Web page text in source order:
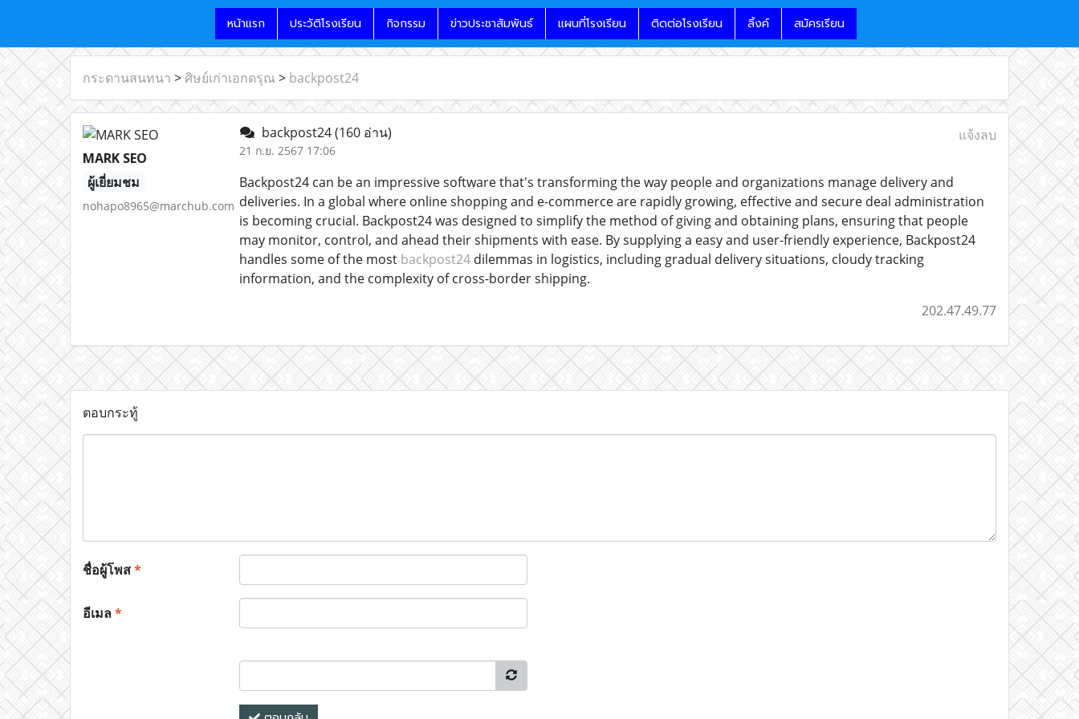
หน้าแรก ประวัติโรงเรียน กิจกรรม ข่าวประชาสัมพันธ์ แผนที่โรงเรียน ติดต่อโรงเรียน ลิ้งค์ สมัครเรียน
กระดานสนทนา > ศิษย์เก่าเอกดรุณ > backpost24
MARK SEO
ผู้เยี่ยมชม
nohapo8965@marchub.com
backpost24(160 อ่าน)
21 ก.ย. 2567 17:06
แจ้งลบ
Backpost24 can be an impressive software that's transforming the way people and organizations manage delivery and
deliveries. In a global where online shopping and e-commerce are rapidly growing, effective and secure deal administration
is becoming crucial. Backpost24 was designed to simplify the method of giving and obtaining plans, ensuring that people
may monitor, control, and ahead their shipments with ease. By supplying a easy and user-friendly experience, Backpost24
handles some of the most backpost24dilemmas in logistics, including gradual delivery situations, cloudy tracking
information, and the complexity of cross-border shipping.
202.47.49.77
ตอบกระทู้
ชื่อผู้โพส*
อีเมล*